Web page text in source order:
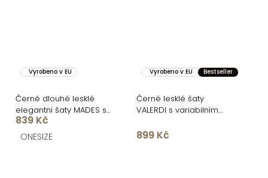
Vyrobeno v EU
Černé dlouhé lesklé
elegantní šaty MADES se
zavazováním
839 Kč
ONESIZE
Vyrobeno v EU Bestseller
Černé lesklé šaty
VALERDI s variabilním
899 Kč